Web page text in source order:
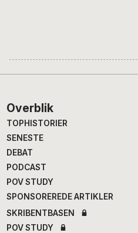
Footer
Overblik
TOPHISTORIER
SENESTE
DEBAT
PODCAST
POV STUDY
SPONSOREREDE ARTIKLER
SKRIBENTBASEN
POV STUDY